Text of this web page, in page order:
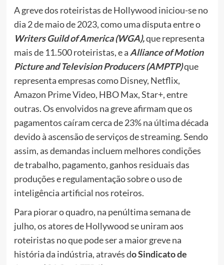
A greve dos roteiristas de Hollywood iniciou-se no
dia 2 de maio de 2023, como uma disputa entre o
Writers Guild of America (WGA),que representa
mais de 11.500 roteiristas, e a Alliance of Motion
Picture and Television Producers (AMPTP)que
representa empresas como Disney, Netflix,
Amazon Prime Video, HBO Max, Star+, entre
outras. Os envolvidos na greve afirmam que os
pagamentos caíram cerca de 23% na última década
devido à ascensão de serviços de streaming. Sendo
assim, as demandas incluem melhores condições
de trabalho, pagamento, ganhos residuais das
produções e regulamentação sobre o uso de
inteligência artificial nos roteiros.
Para piorar o quadro, na penúltima semana de
julho, os atores de Hollywood se uniram aos
roteiristas no que pode ser a maior greve na
história da indústria, através do Sindicato de